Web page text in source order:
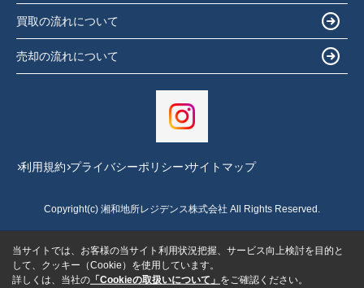
買取の流れについて
売却の流れについて
利用規約 プライバシーポリシー サイトマップ
Copyright(c) 湘和地所レジデンス株式会社 All Rights Reserved.
当サイトでは、お客様の当サイト利用状況把握、サービス向上検討を目的と
して、クッキー（Cookie）を使用しています。
詳しくは、当社の 「Cookieの取扱いについて」 をご確認ください。